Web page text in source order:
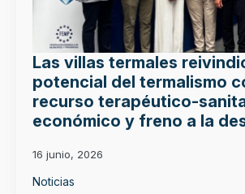
Las villas termales
potencial del termalismo
recurso terapéutico-
económico y freno a la
16 junio, 2026
Noticias